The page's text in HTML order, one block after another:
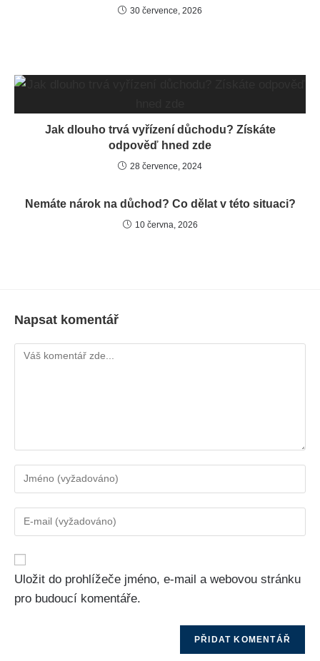
30 července, 2026
Jak dlouho trvá vyřízení důchodu? Získáte
odpověď hned zde
28 července, 2024
Nemáte nárok na důchod? Co dělat v této situaci?
10 června, 2026
Napsat komentář
Uložit do prohlížeče jméno, e-mail a webovou stránku
pro budoucí komentáře.